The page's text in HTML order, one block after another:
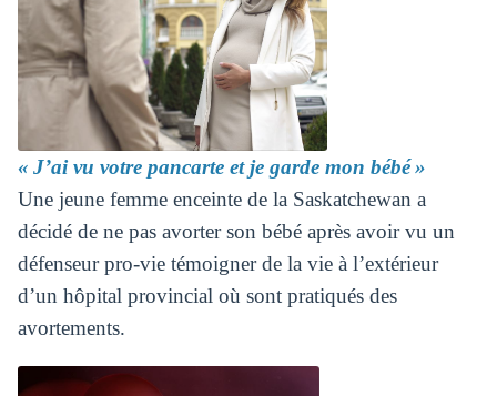
« J’ai vu votre pancarte et je garde mon bébé »
Une jeune femme enceinte de la Saskatchewan a
décidé de ne pas avorter son bébé après avoir vu un
défenseur pro-vie témoigner de la vie à l’extérieur
d’un hôpital provincial où sont pratiqués des
avortements.